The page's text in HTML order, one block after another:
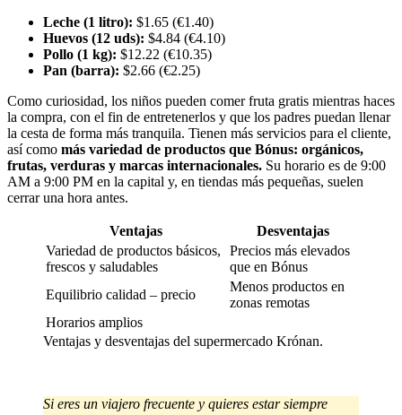
Leche (1 litro): $1.65 (€1.40)
Huevos (12 uds): $4.84 (€4.10)
Pollo (1 kg): $12.22 (€10.35)
Pan (barra): $2.66 (€2.25)
Como curiosidad, los niños pueden comer fruta gratis mientras haces
la compra, con el fin de entretenerlos y que los padres puedan llenar
la cesta de forma más tranquila. Tienen más servicios para el cliente,
así como más variedad de productos que Bónus: orgánicos,
frutas, verduras y marcas internacionales. Su horario es de 9:00
AM a 9:00 PM en la capital y, en tiendas más pequeñas, suelen
cerrar una hora antes.
Ventajas
Desventajas
Variedad de productos básicos,
frescos y saludables
Precios más elevados
que en Bónus
Equilibrio calidad – precio
Menos productos en
zonas remotas
Horarios amplios
Ventajas y desventajas del supermercado Krónan.
Si eres un viajero frecuente y quieres estar siempre